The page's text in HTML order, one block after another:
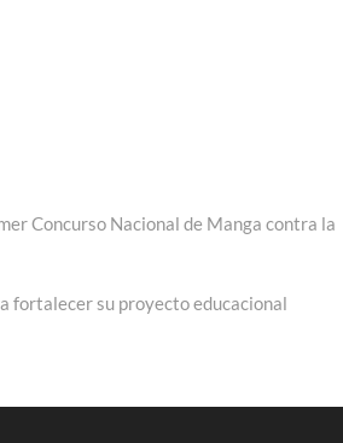
Concurso Nacional de Manga contra la
fortalecer su proyecto educacional